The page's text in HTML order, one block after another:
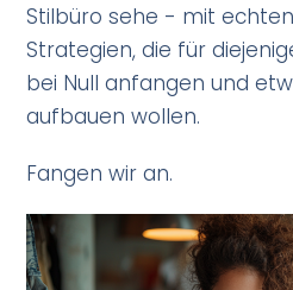
Stilbüro sehe - mit
Strategien, die für
bei Null anfangen und
aufbauen wollen.
Fangen wir an.